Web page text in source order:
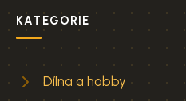
KATEGORIE
Dílna a hobby